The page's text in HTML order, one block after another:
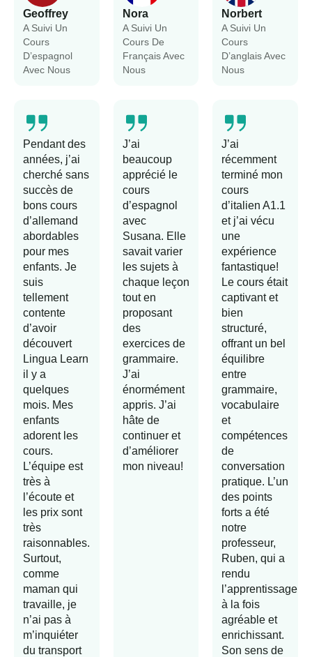
Geoffrey
A Suivi Un
Cours
D’espagnol
Avec Nous
Nora
A Suivi Un
Cours De
Français Avec
Nous
Norbert
A Suivi Un
Cours
D’anglais Avec
Nous
Pendant des
années, j’ai
cherché sans
succès de
bons cours
d’allemand
abordables
pour mes
enfants. Je
suis
tellement
contente
d’avoir
découvert
Lingua Learn
il y a
quelques
mois. Mes
enfants
adorent les
cours.
L’équipe est
très à
l’écoute et
les prix sont
très
raisonnables.
Surtout,
comme
maman qui
travaille, je
n’ai pas à
m’inquiéter
du transport
J’ai
beaucoup
apprécié le
cours
d’espagnol
avec
Susana. Elle
savait varier
les sujets à
chaque leçon
tout en
proposant
des
exercices de
grammaire.
J’ai
énormément
appris. J’ai
hâte de
continuer et
d’améliorer
mon niveau!
J’ai
récemment
terminé mon
cours
d’italien A1.1
et j’ai vécu
une
expérience
fantastique!
Le cours était
captivant et
bien
structuré,
offrant un bel
équilibre
entre
grammaire,
vocabulaire
et
compétences
de
conversation
pratique. L’un
des points
forts a été
notre
professeur,
Ruben, qui a
rendu
l’apprentissage
à la fois
agréable et
enrichissant.
Son sens de